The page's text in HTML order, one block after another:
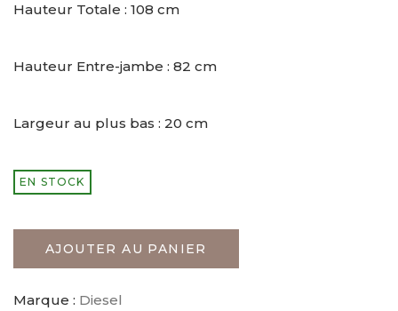
Hauteur Totale : 108 cm
Hauteur Entre-jambe : 82 cm
Largeur au plus bas : 20 cm
EN STOCK
AJOUTER AU PANIER
Marque : Diesel